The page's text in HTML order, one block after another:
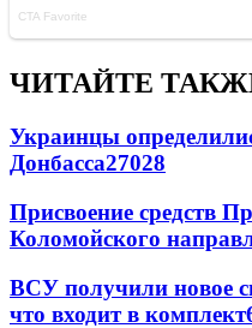
ЧИТАЙТЕ
Украинцы
Донбасса27028
Присвоение средств
Коломойского
ВСУ получили новое
что входит в комплект